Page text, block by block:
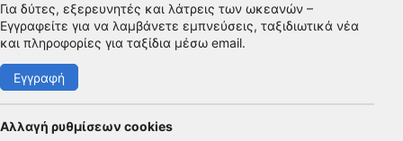
Για δύτες, εξερευνητές και λάτρεις των ωκεανών –
Εγγραφείτε για να λαμβάνετε εμπνεύσεις, ταξιδιωτικά νέα
και πληροφορίες για ταξίδια μέσω email.
Εγγραφή
Αλλαγή ρυθμίσεων cookies
Εκτέλεση
Λειτουργικός
Διαφήμιση